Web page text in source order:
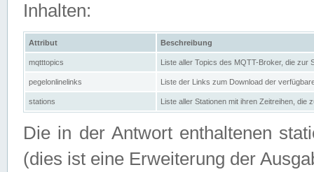
Inhalten:
Attribut Beschreibung
mqtttopics Liste aller Topics des MQTT-Broker, die zur
pegelonlinelinks Liste der Links zum Download der
stations Liste aller Stationen mit ihren Zeitreihen, die
Die in der Antwort enthaltenen
(dies ist eine Erweiterung der